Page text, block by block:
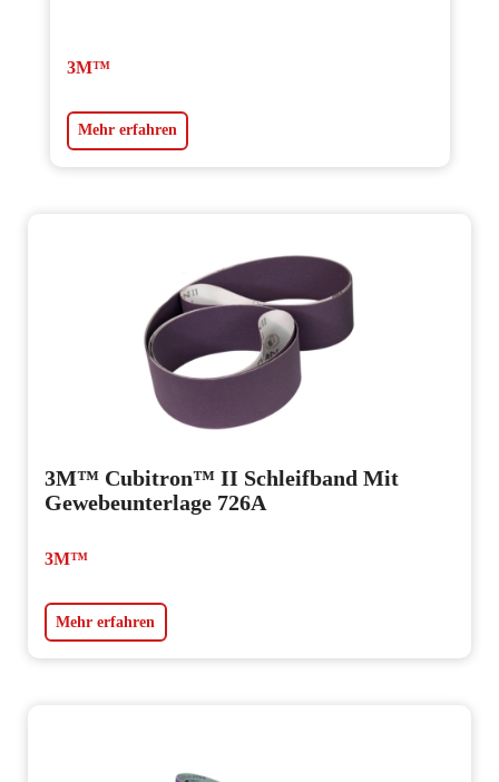
3M™
Mehr erfahren
3M™ Cubitron™ II Schleifband Mit
Gewebeunterlage 726A
3M™
Mehr erfahren